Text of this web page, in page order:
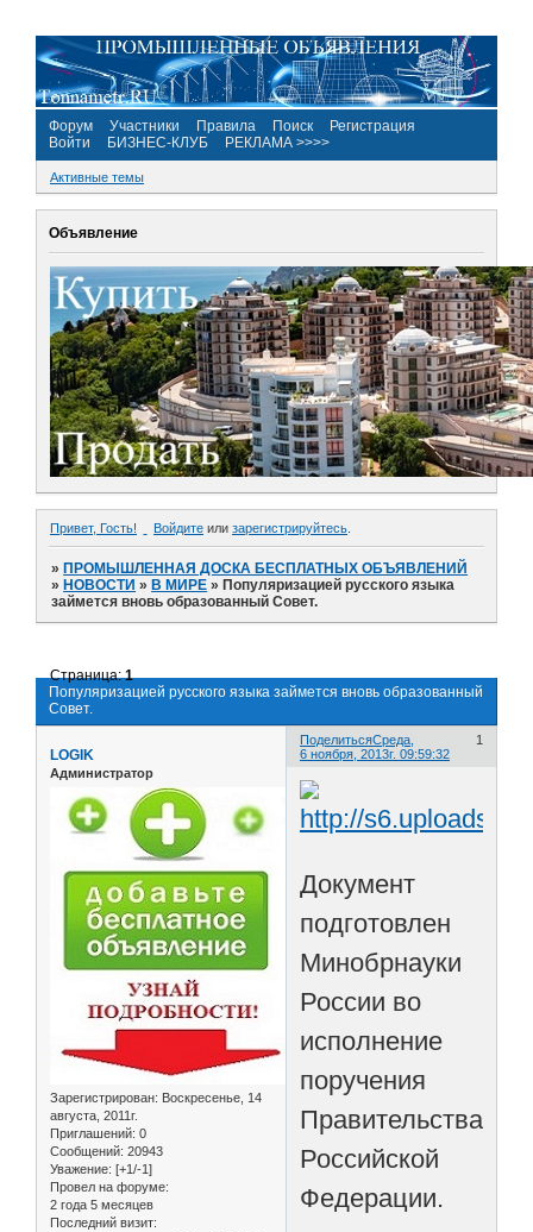
Форум Участники Правила Поиск
Регистрация
Войти
БИЗНЕС-КЛУБ РЕКЛАМА >>>>
Активные темы
Объявление
Привет, Гость! Войдите или зарегистрируйтесь
»ПРОМЫШЛЕННАЯ ДОСКА БЕСПЛАТНЫХ ОБЪЯВЛЕНИЙ
»НОВОСТИ »В МИРЕ »Популяризацией русского языка
займется вновь образованный Совет.
Популяризацией русского языка займется вновь образованный
Совет.
Страница:1
Поделиться 1
Среда,
6 ноября, 2013г. 09:59:32
LOGIK
Администратор
Зарегистрирован: Воскресенье, 14
августа, 2011г.
Приглашений: 0
Сообщений: 20943
Уважение: [+1/-1]
Провел на форуме:
2 года 5 месяцев
Последний визит:
Документ
подготовлен
Минобрнауки
России во
исполнение
поручения
Правительства
Российской
Федерации.